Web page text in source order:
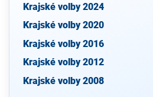
Krajské volby 2024
Krajské volby 2020
Krajské volby 2016
Krajské volby 2012
Krajské volby 2008